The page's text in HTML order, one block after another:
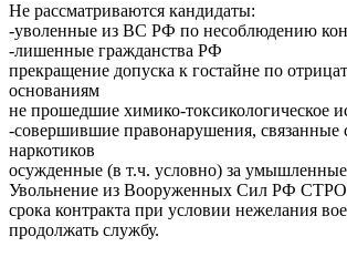
Не рассматриваются кандидаты:
-уволенные из ВС РФ по несоблюдению
-лишенные гражданства РФ
прекращение допуска к гостайне по
основаниям
не прошедшие химико-токсикологическое
-совершившие правонарушения, связанные
наркотиков
осужденные (в т.ч. условно) за
Увольнение из Вооруженных Сил РФ
срока контракта при условии нежелания
продолжать службу.